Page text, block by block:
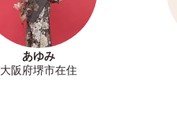
あゆみ
大阪府堺市在住